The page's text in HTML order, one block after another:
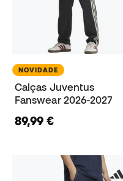
NOVIDADE
Calças Juventus
Fanswear 2026-2027
89,99 €